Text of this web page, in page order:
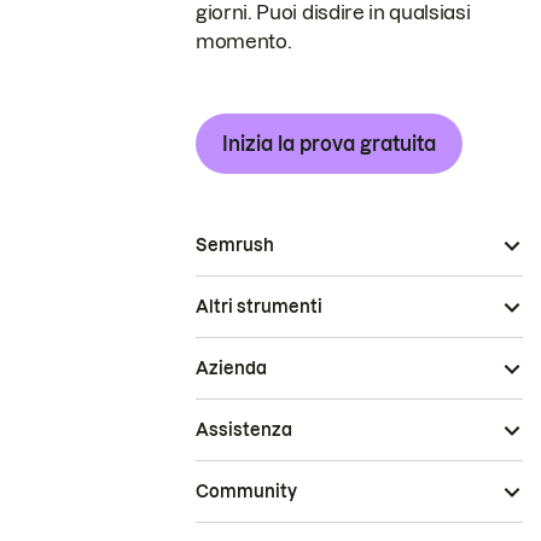
giorni. Puoi disdire in qualsiasi
momento.
Inizia la prova gratuita
Semrush
Altri strumenti
Azienda
Assistenza
Community